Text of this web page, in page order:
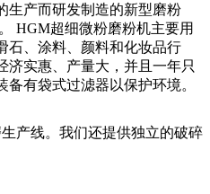
生产而研发制造的新型磨粉
HGM超细微粉磨粉机主要用
石、涂料、颜料和化妆品行
济实惠、产量大，并且一年只
有袋式过滤器以保护环境。
产线。我们还提供独立的破碎